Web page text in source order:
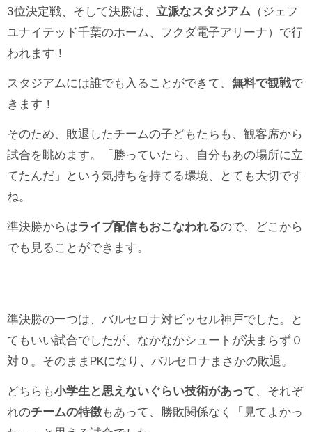
3位決定戦、そして決勝は、 立派なスタジアム（ジェフ
ユナイテッド千葉のホーム、フクダ電子アリーナ）で行
われます！
スタジアムには誰でも入ることができて、 無料で観戦で
きます！
そのため、敗退したチームの子どもたちも、観客席から
試合を眺めます。「勝っていたら、自分もあの場所に立
てたんだ」という気持ちを持てる環境、とても大切です
ね。
準決勝からはライブ配信もおこなわれるので、どこから
でも見ることができます。
準決勝の一つは、バルセロナ対ビッセル神戸でした。と
てもいい試合でしたが、なかなかシュートが決まらず０
対０。そのままPKになり、バルセロナまさかの敗退。
どちらも小学生と思えないぐらい技術があって、それぞ
れのチームの特徴もあって、勝敗関係なく「見てよかっ